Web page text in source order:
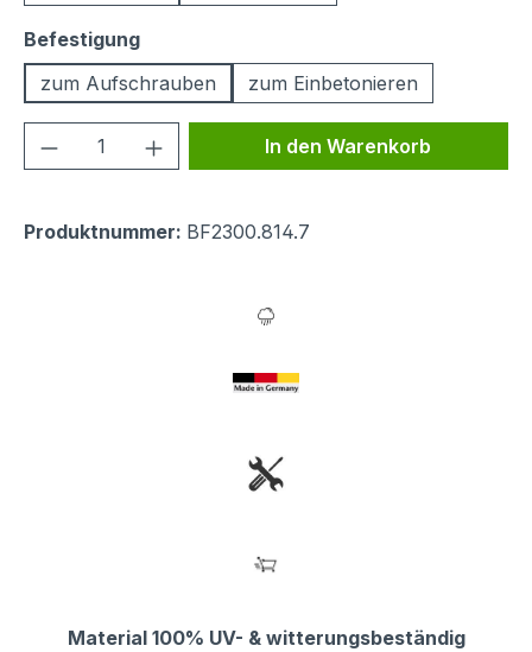
Befestigungauswählen
zum Aufschrauben
zum Einbetonieren
Produkt Anzahl: Gib denIn den Warenkorb
Produktnummer: BF2300.814.7
Material 100% UV- & witterungsbeständig